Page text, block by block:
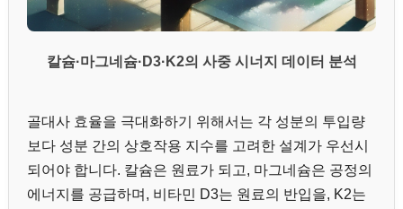
칼슘·마그네슘·D3·K2의 사중 시너지 데이터 분석
골대사 효율을 극대화하기 위해서는 각 성분의 투입량
보다 성분 간의 상호작용 지수를 고려한 설계가 우선시
되어야 합니다. 칼슘은 원료가 되고, 마그네슘은 공정의
에너지를 공급하며, 비타민 D3는 원료의 반입을, K2는